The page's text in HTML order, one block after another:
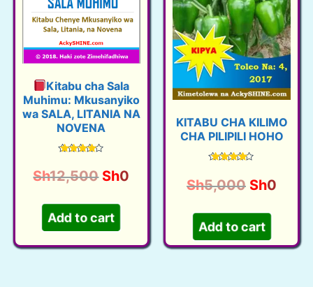
Kitabu cha Sala
Muhimu: Mkusanyiko
wa SALA, LITANIA NA
NOVENA
4.34
out of 5
Sh12,500 O
i
g
i
Sh0
e
Add to cart
KITABU CHA KILIMO
CHA PILIPILI HOHO
4.40
out of 5
Sh5,000 O
i
g
Sh0
Add to cart